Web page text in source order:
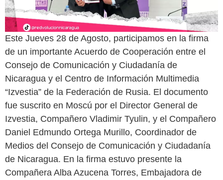
Este Jueves 28 de Agosto, participamos en la firma
de un importante Acuerdo de Cooperación entre el
Consejo de Comunicación y Ciudadanía de
Nicaragua y el Centro de Información Multimedia
“Izvestia” de la Federación de Rusia. El documento
fue suscrito en Moscú por el Director General de
Izvestia, Compañero Vladimir Tyulin, y el Compañero
Daniel Edmundo Ortega Murillo, Coordinador de
Medios del Consejo de Comunicación y Ciudadanía
de Nicaragua. En la firma estuvo presente la
Compañera Alba Azucena Torres, Embajadora de